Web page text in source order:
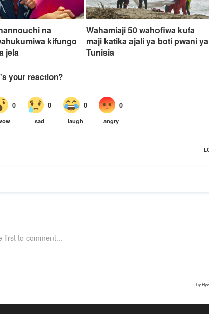
na
kifungo
jela
Wahamiaji 50 wahofiwa kufa
maji katika ajali ya boti pwani ya
Tunisia